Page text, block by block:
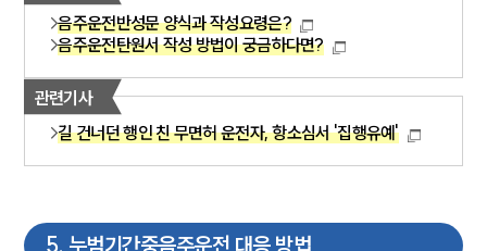
팀소개
대륜의 강점
오시는 길
글로벌 파트너 로펌
고객의 소리
통합검색
음주운전반성문 양식과 작성요령은?
음주운전탄원서 작성 방법이 궁금하다면?
관련기사
길 건너던 행인 친 무면허 운전자, 항소심서 '집행유예'
5. 누범기간중음주운전 대응 방법